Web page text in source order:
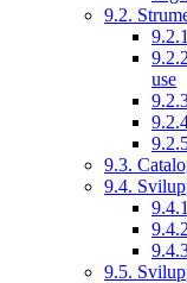
9.2.
use
9.3.
9.4.
9.5.